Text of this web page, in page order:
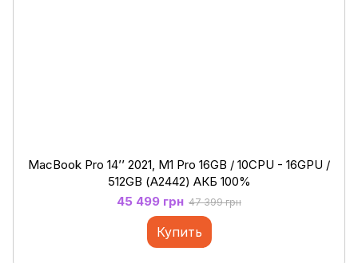
MacBook Pro 14’’ 2021, M1 Pro 16GB / 10CPU - 16GPU /
512GB (А2442) АКБ 100%
45 499 грн 47 399 грн
Купить